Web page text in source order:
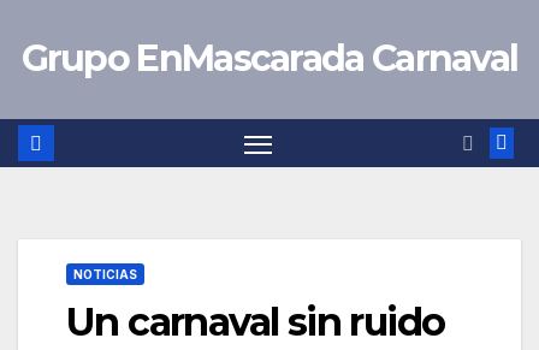
Grupo EnMascarada Carnaval
NOTICIAS
Un carnaval sin ruido